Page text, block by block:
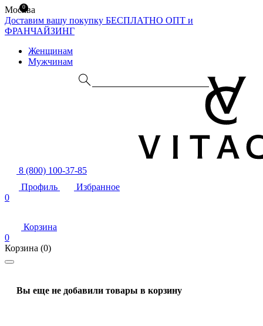
Москва
Доставим вашу покупку БЕСПЛАТНО ОПТ и
ФРАНЧАЙЗИНГ
Женщинам
Мужчинам
8 (800) 100-37-85
Профиль
Избранное
0
Корзина
0
Корзина (0)
Вы еще не добавили товары в корзину
0